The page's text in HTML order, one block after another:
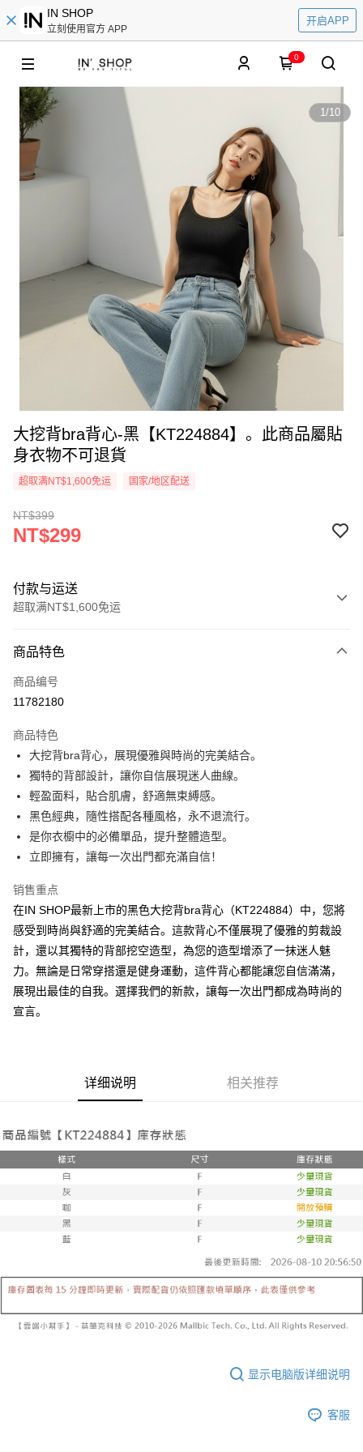
IN SHOP
立刻使用官方 APP
开启APP
0
1/10
大挖背bra背心-黑【KT224884】。此商品屬貼
身衣物不可退貨
超取满NT$1,600免运 国家/地区配送
NT$399
NT$299
付款与运送
超取满NT$1,600免运
信用卡一次付款
超商取货付款
Apple Pay
街口支付
Google Pay
大哥付你分期
相关说明
1. 本服务由台湾大哥大提供，电信用户可立即使用无须另外申请。（限个人
月租型门号，不开放公司户及预付卡使用）
2. 付款方式选择 “大哥付你分期”，订单成立后会自动跳转到大哥付的交易流
程，验证手机门号后，选择欲分期的期数、缴款截止日，确认付款后即完成
交易。
3. 实际核准额度、可分期数及费用金额请依后续交易确认页面所载为准。
消。如遇 “转专审核”未通过状况，表示未达系统评分，恕无法说明评估内
容。
账／街口支付／iPASS MONEY”等通路缴费。
1. 本服务系由 “台湾大哥大股份有限公司”所提供，让用户于交易时，得通过
本服务购买商品或服务，并由商店将买卖／分期付款买卖价金债权让与本公
司后，依约使用本公司账单缴交账款。
2. 基于同意付款使用 “大哥付你分期”之契约关系目的，商店将以您的个人资
料（包含姓名、电话或地址）提供予台湾大哥大进项收集、处理及利用，由
3. 完整用户服务条款，请详阅以下链接：
https://oppay.tw/userRule
AFTEE先享后付
相关说明
一、關於 AFTEE先享後付
1. 於付款方式選擇AFTEE先享後付，將跳出AFTEE先享後付手機驗證視
窗。
2. 進行簡訊驗證之後，即可完成結帳手續。
3. 訂單確認後不需事先繳費，商品會配送至您的指定地址。
AFTEE APP推播通知。
請留意繳費期限為 14 天。唯有下載 AFTEE App 成為 AFTEE 會員者方能享
有最長 45 天內付款之服務。
出。使用AFTEE下訂可以延長您收到商品前的繳費天數，但無法保證一定能
夠在期限內收到商品(例如:預購商品或預計到貨時間較長者)。因此無論收到
商品與否，仍需要請您在AFTEE規定的時間內完成繳費。
二、付款限制
1. 初次使用 AFTEE 時，將依認證結果及本公司審查結果，核予每個人不同
之上限額度
2. 結帳金額須大於NT$30
三、聲明條款
「AFTEE先享後付」(下稱本服務)乃由恩沛科技股份有限公司(下稱 AFTEE )
含但不限於訂購人姓名、電話，收件人姓名、電話、收件地址)，將交付予
全家取貨付款
每笔NT$60，满NT$1,600(含以上)免运费
每笔NT$10,000
已關閉，請勿下單(付取)
每笔NT$10,000
7-11取貨付款
每笔NT$60，满NT$1,800(含以上)免运费
每笔NT$60，满NT$1,600(含以上)免运费
查看运费
商品特色
商品编号
11782180
商品特色
大挖背bra背心，展現優雅與時尚的完美結合。
獨特的背部設計，讓你自信展現迷人曲線。
輕盈面料，貼合肌膚，舒適無束縛感。
黑色經典，隨性搭配各種風格，永不退流行。
是你衣櫥中的必備單品，提升整體造型。
立即擁有，讓每一次出門都充滿自信！
销售重点
在IN SHOP最新上市的黑色大挖背bra背心（KT224884）中，您將
感受到時尚與舒適的完美結合。這款背心不僅展現了優雅的剪裁設
計，還以其獨特的背部挖空造型，為您的造型增添了一抹迷人魅
力。無論是日常穿搭還是健身運動，這件背心都能讓您自信滿滿，
展現出最佳的自我。選擇我們的新款，讓每一次出門都成為時尚的
宣言。
详细说明 相关推荐
显示电脑版详细说明
客服